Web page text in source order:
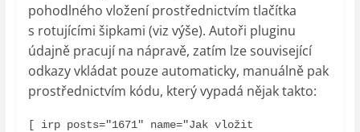
pohodlného vložení prostřednictvím tlačítka
s rotujícími šipkami (viz výše). Autoři pluginu
údajně pracují na nápravě, zatím lze související
odkazy vkládat pouze automaticky, manuálně pak
prostřednictvím kódu, který vypadá nějak takto:
[ irp posts="1671" name="Jak vložit